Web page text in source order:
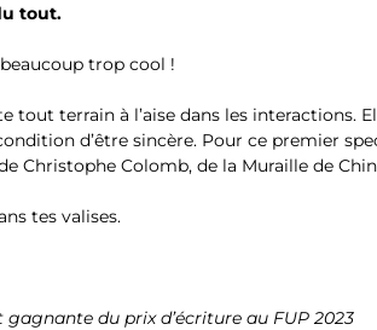
tout.
trop cool !
terrain à l’aise dans les interactions.
d’être sincère. Pour ce premier
Christophe Colomb, de la Muraille de
tes valises.
du prix d’écriture au FUP 2023